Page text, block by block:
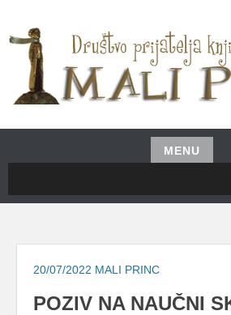
content
MALI PRINC
MENU
to
20/07/2022 MALI PRINC
POZIV NA NAUČNI